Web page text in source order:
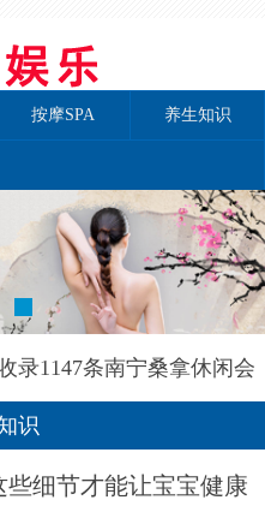
按摩SPA 养生知识
录1147条南宁桑拿休闲会
生网信息
识
细节才能让宝宝健康